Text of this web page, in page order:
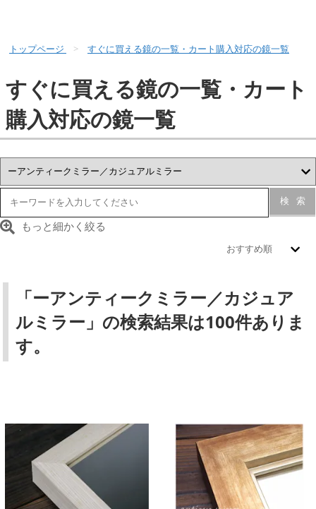
トップページ すぐに買える鏡の一覧・カート購入対応の鏡一覧
すぐに買える鏡の一覧・カート
購入対応の鏡一覧
検索
もっと細かく絞る
「ーアンティークミラー／カジュア
ルミラー」の検索結果は100件ありま
す。